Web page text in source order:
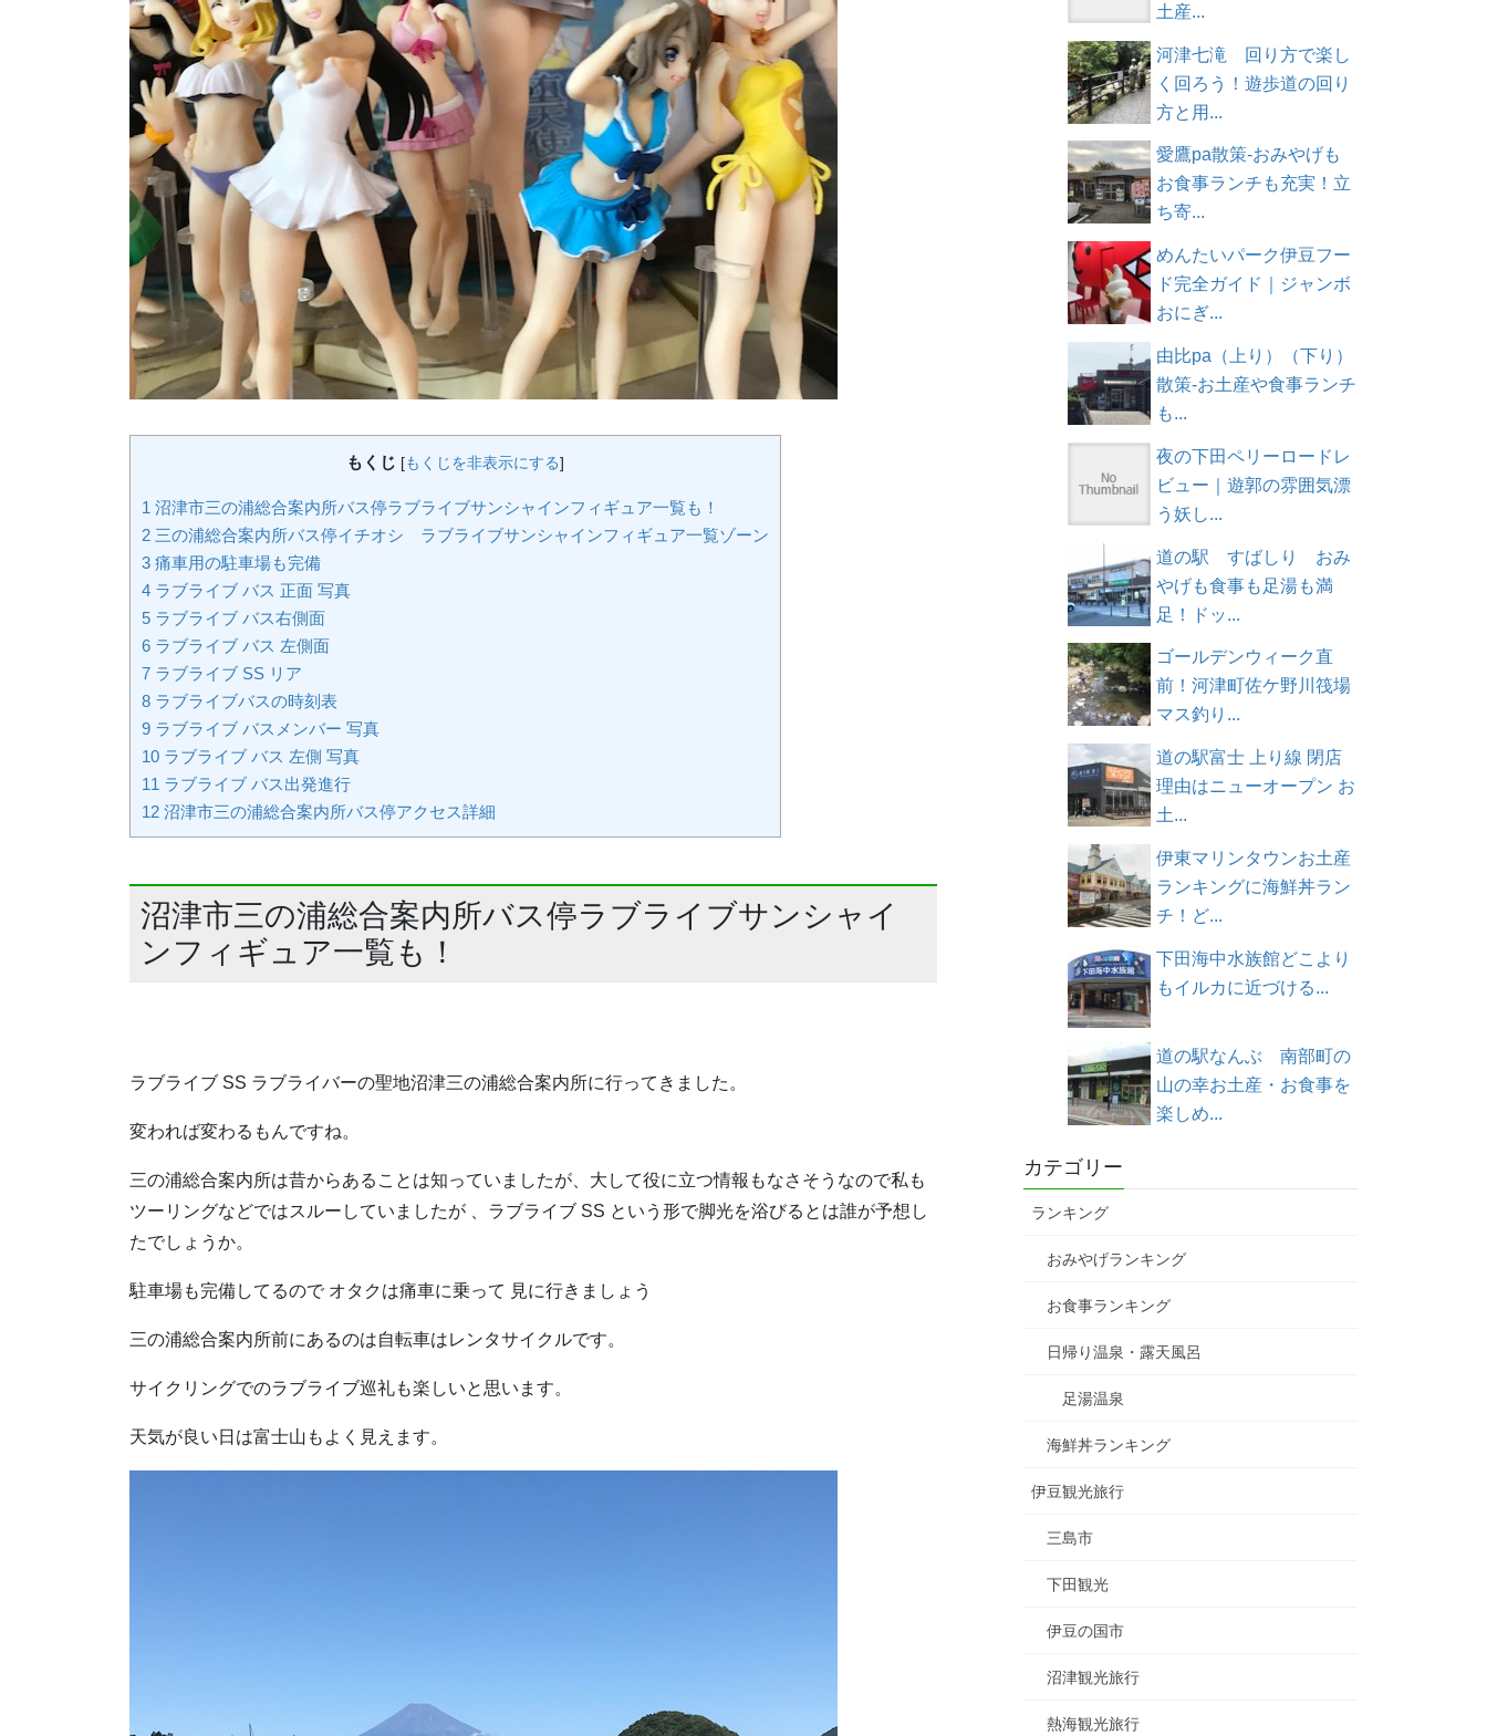
もくじ [もくじを非表示にする]
1 沼津市三の浦総合案内所バス停ラブライブサンシャインフィギュア一覧も！
2 三の浦総合案内所バス停イチオシ ラブライブサンシャインフィギュア一覧ゾーン
3 痛車用の駐車場も完備
4 ラブライブ バス 正面 写真
5 ラブライブ バス右側面
6 ラブライブ バス 左側面
7 ラブライブ SS リア
8 ラブライブバスの時刻表
9 ラブライブ バスメンバー 写真
10 ラブライブ バス 左側 写真
11 ラブライブ バス出発進行
12 沼津市三の浦総合案内所バス停アクセス詳細
沼津市三の浦総合案内所バス停ラブライブサンシャイ
ンフィギュア一覧も！
ラブライブ SS ラブライバーの聖地沼津三の浦総合案内所に行ってきました。
変われば変わるもんですね。
三の浦総合案内所は昔からあることは知っていましたが、大して役に立つ情報もなさそうなので私も
ツーリングなどではスルーしていましたが 、ラブライブ SS という形で脚光を浴びるとは誰が予想し
たでしょうか。
駐車場も完備してるので オタクは痛車に乗って 見に行きましょう
三の浦総合案内所前にあるのは自転車はレンタサイクルです。
サイクリングでのラブライブ巡礼も楽しいと思います。
天気が良い日は富士山もよく見えます。
土産...
河津七滝 回り方で楽し
く回ろう！遊歩道の回り
方と用...
愛鷹pa散策-おみやげも
お食事ランチも充実！立
ち寄...
めんたいパーク伊豆フー
ド完全ガイド｜ジャンボ
おにぎ...
由比pa（上り）（下り）
散策-お土産や食事ランチ
も...
夜の下田ペリーロードレ
ビュー｜遊郭の雰囲気漂
う妖し...
道の駅 すばしり おみ
やげも食事も足湯も満
足！ドッ...
ゴールデンウィーク直
前！河津町佐ケ野川筏場
マス釣り...
道の駅富士 上り線 閉店
理由はニューオープン お
土...
伊東マリンタウンお土産
ランキングに海鮮丼ラン
チ！ど...
下田海中水族館どこより
もイルカに近づける...
道の駅なんぶ 南部町の
山の幸お土産・お食事を
楽しめ...
カテゴリー
ランキング
おみやげランキング
お食事ランキング
日帰り温泉・露天風呂
足湯温泉
海鮮丼ランキング
伊豆観光旅行
三島市
下田観光
伊豆の国市
沼津観光旅行
熱海観光旅行